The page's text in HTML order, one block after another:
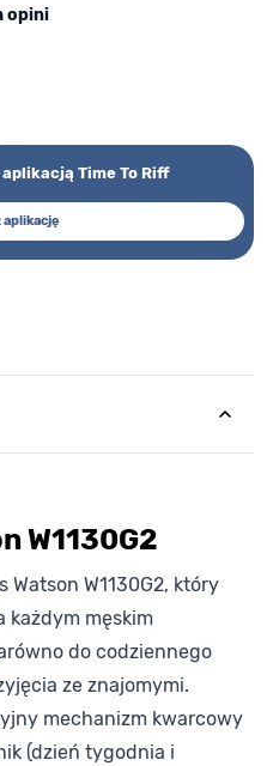
opini
aplikacją Time To Riff
aplikację
W1130G2
Watson W1130G2, który
każdym męskim
do codziennego
ze znajomymi.
mechanizm kwarcowy
(dzień tygodnia i